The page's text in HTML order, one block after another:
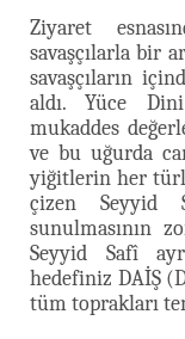
Ziyaret
savaşçılarla bir
savaşçıların
aldı. Yüce
mukaddes
ve bu uğurda
yiğitlerin her
çizen Seyyid
sunulmasının
Seyyid Safî
hedefiniz DAİŞ
tüm toprakları